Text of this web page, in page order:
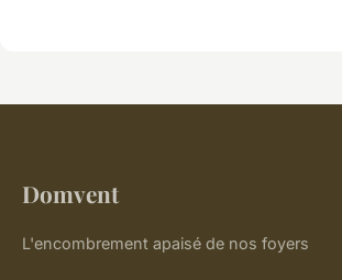
Domvent
L'encombrement apaisé de nos foyers